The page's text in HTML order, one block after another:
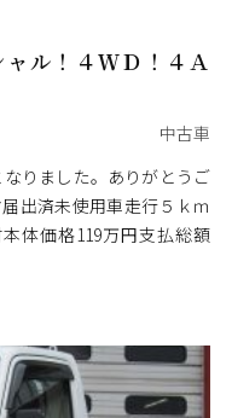
ル！４ＷＤ！４Ａ
中古車
りました。ありがとうご
出済未使用車走行５ｋｍ
体価格119万円支払総額